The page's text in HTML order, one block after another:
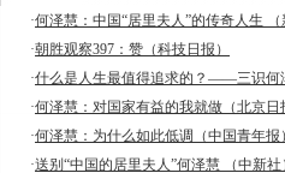
·何泽慧：中国“居里夫人”的传奇人生 （
·朝胜观察397：赞（科技日报）
·什么是人生最值得追求的？——三识何
·何泽慧：对国家有益的我就做（北京日
·何泽慧：为什么如此低调（中国青年报）
·送别“中国的居里夫人”何泽慧 （中新社